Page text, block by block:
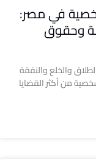
في مصر:
وحقوق
والخلع والنفقة
من أكثر القضايا